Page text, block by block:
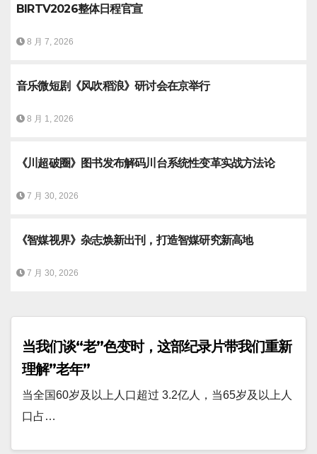
BIRTV2026整体日程官宣
8 月 7, 2026
音乐微短剧《风吹稻浪》研讨会在京举行
8 月 1, 2026
《川超破圈》图书发布解码川台系统性变革实战方法论
7 月 30, 2026
《智媒视界》杂志焕新出刊，打造智媒研究新高地
7 月 30, 2026
当我们谈“老”色变时，这部纪录片带我们重新
理解”老年”
当全国60岁及以上人口超过 3.2亿人，当65岁及以上人
口占…